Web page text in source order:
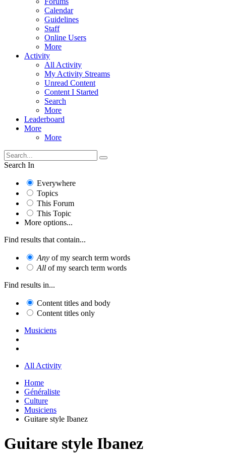
Calendar
Guidelines
Staff
Online Users
More
Activity
All Activity
My Activity Streams
Unread Content
Content I Started
Search
More
Leaderboard
More
More
Search In
Everywhere
Topics
This Forum
This Topic
More options...
Find results that contain...
Any of my search term words
All of my search term words
Find results in...
Content titles and body
Content titles only
Musiciens
All Activity
Home
Généraliste
Culture
Musiciens
Guitare style Ibanez
Guitare style Ibanez